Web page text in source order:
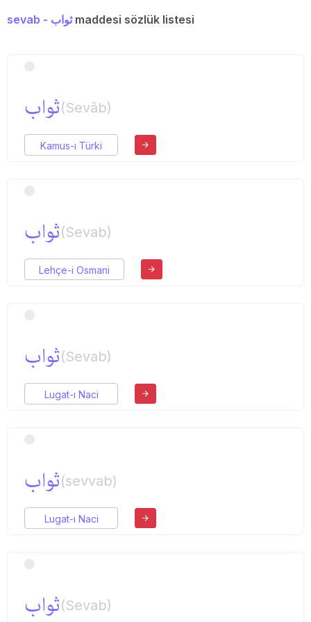
sevab - ثوابmaddesi sözlük listesi
ثواب(Sevâb)
Kamus-ı Türki
ثواب(Sevab)
Lehçe-i Osmani
ثواب(Sevab)
Lugat-ı Naci
ثواب(sevvab)
Lugat-ı Naci
ثواب(Sevab)